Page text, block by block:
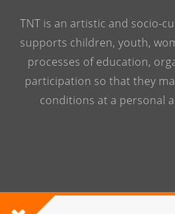
TNT is an artistic and socio-
supports children, youth,
processes of education,
participation so that they
conditions at a personal